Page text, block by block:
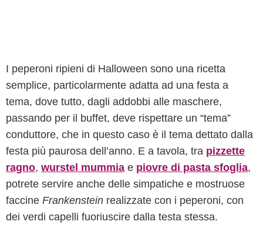
I peperoni ripieni di Halloween sono una ricetta
semplice, particolarmente adatta ad una festa a
tema, dove tutto, dagli addobbi alle maschere,
passando per il buffet, deve rispettare un “tema”
conduttore, che in questo caso è il tema dettato dalla
festa più paurosa dell’anno. E a tavola, tra pizzette
ragno, wurstel mummia e piovre di pasta sfoglia,
potrete servire anche delle simpatiche e mostruose
faccine Frankenstein realizzate con i peperoni, con
dei verdi capelli fuoriuscire dalla testa stessa.